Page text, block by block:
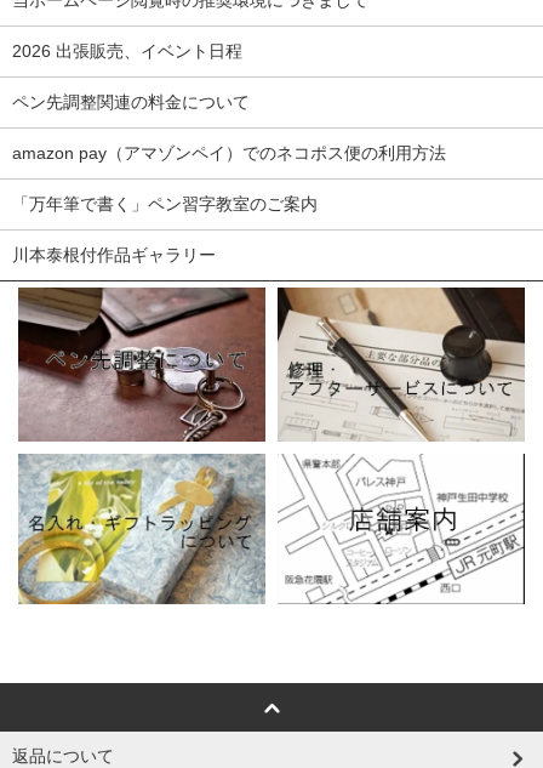
2026 出張販売、イベント日程
ペン先調整関連の料金について
amazon pay（アマゾンペイ）でのネコポス便の利用方法
「万年筆で書く」ペン習字教室のご案内
川本泰根付作品ギャラリー
返品について